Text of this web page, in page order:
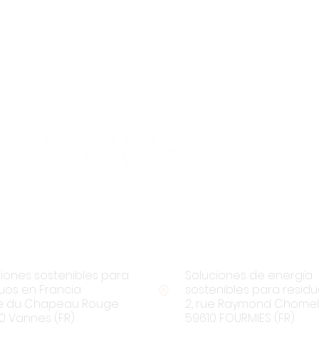
sostenibles para
en Francia
du Chapeau Rouge
Vannes (FR)
Soluciones de energía
sostenibles para
2, rue Raymond Chomel
59610 FOURMIES (FR)